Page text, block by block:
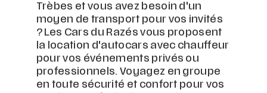
Trèbes et vous avez besoin d'un
moyen de transport pour vos invités
? Les Cars du Razés vous proposent
la location d'autocars avec chauffeur
pour vos événements privés ou
professionnels. Voyagez en groupe
en toute sécurité et confort pour vos